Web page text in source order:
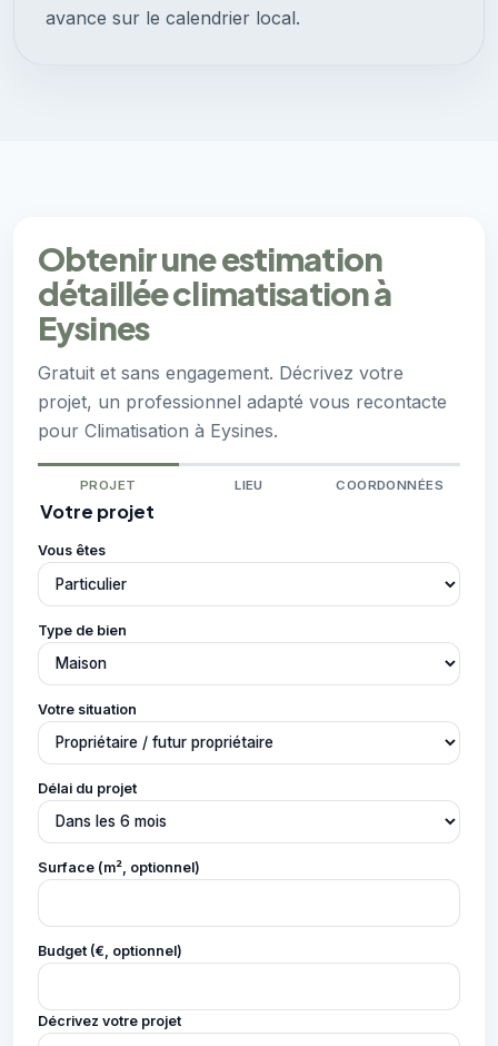
avance sur le calendrier local.
Obtenir une estimation
détaillée climatisation à
Eysines
Gratuit et sans engagement. Décrivez votre
projet, un professionnel adapté vous recontacte
pour Climatisation à Eysines.
PROJET LIEU COORDONNÉES
Votre projet
Vous êtes
Type de bien
Votre situation
Délai du projet
Surface (m², optionnel)
Budget (€, optionnel)
Décrivez votre projet